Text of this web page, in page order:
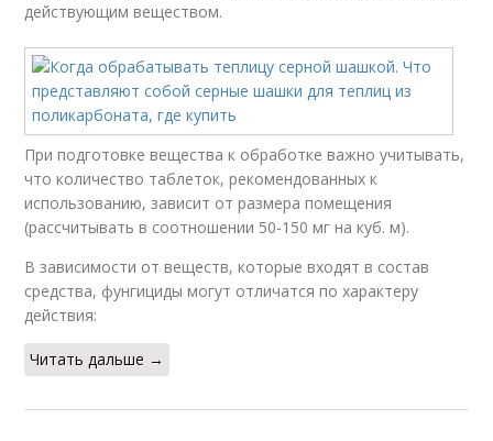
действующим веществом.
При подготовке вещества к обработке важно учитывать,
что количество таблеток, рекомендованных к
использованию, зависит от размера помещения
(рассчитывать в соотношении 50-150 мг на куб. м).
В зависимости от веществ, которые входят в состав
средства, фунгициды могут отличатся по характеру
действия:
Читать дальше →